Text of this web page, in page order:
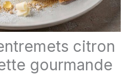
citron
gourmande